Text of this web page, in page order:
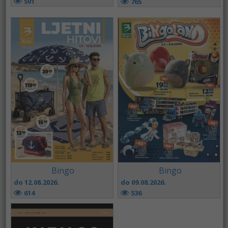
Bingo
do 12.08.2026.
614
Bingo
do 09.08.2026.
536